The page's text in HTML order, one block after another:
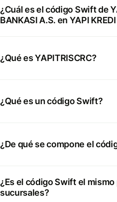
¿Cuál es el código Swift de
BANKASI A.S. en YAPI
¿Qué es YAPITRISCRC?
¿Qué es un código Swift?
¿De qué se compone el
¿Es el código Swift el mismo
sucursales?